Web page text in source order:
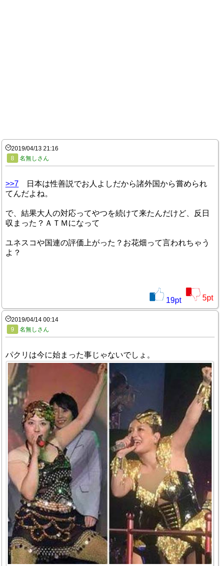
2019/04/13 21:16
8
名無しさん
>>7 日本は性善説でお人よしだから諸外国から嘗められ
てんだよね。
で、結果大人の対応ってやつを続けて来たんだけど、反日
収まった？ＡＴＭになって
ユネスコや国連の評価上がった？お花畑って言われちゃう
よ？
19pt 5pt
2019/04/14 00:14
9
名無しさん
パクリは今に始まった事じゃないでしょ。